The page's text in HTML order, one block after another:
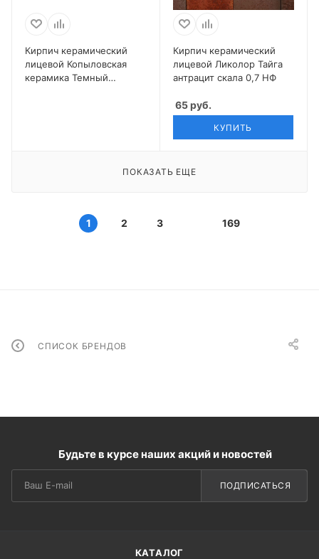
Кирпич керамический
лицевой Копыловская
керамика Темный
Кирпич керамический
лицевой Ликолор Тайга
антрацит скала 0,7 НФ
65руб.
КУПИТЬ
ПОКАЗАТЬ ЕЩЕ
1 2 3 169
СПИСОК БРЕНДОВ
Будьте в курсе наших акций и новостей
ПОДПИСАТЬСЯ
КАТАЛОГ